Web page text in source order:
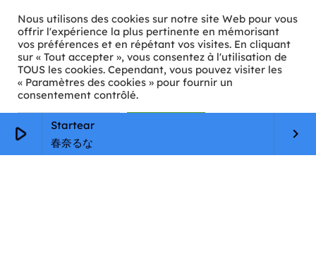
play_arrow
Startear
春奈るな
keyboard_arrow_right
ℹ️ INFOS PRATIQUES
✉️Contact
🦊Qui sommes-nous ?
📄
Mentions légales
Nous utilisons des cookies sur notre site Web pour vous
offrir l'expérience la plus pertinente en mémorisant
vos préférences et en répétant vos visites. En cliquant
sur « Tout accepter », vous consentez à l'utilisation de
TOUS les cookies. Cependant, vous pouvez visiter les
« Paramètres des cookies » pour fournir un
consentement contrôlé.
Paramètres Cookie